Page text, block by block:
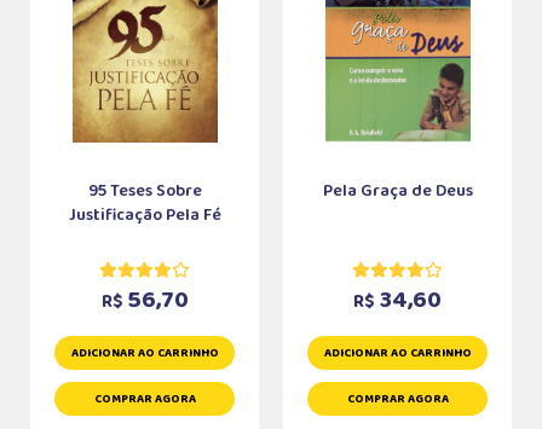
95 Teses Sobre
Justificação Pela Fé
R$ 56,70
ADICIONAR AO CARRINHO
COMPRAR AGORA
Pela Graça de Deus
R$ 34,60
ADICIONAR AO CARRINHO
COMPRAR AGORA